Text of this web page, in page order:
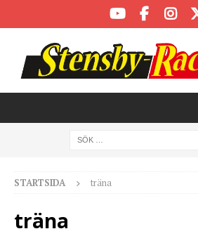
STARTSIDA träna
träna